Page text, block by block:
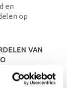
en
op
VAN